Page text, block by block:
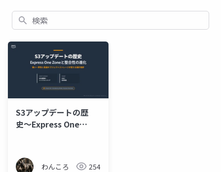
検索
S3アップデートの歴
史〜Express One
わんころ 254